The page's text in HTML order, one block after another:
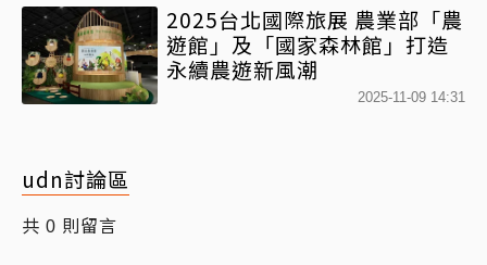
2025台北國際旅展 農業部「農
遊館」及「國家森林館」打造
永續農遊新風潮
2025-11-09 14:31
udn討論區
共 0 則留言